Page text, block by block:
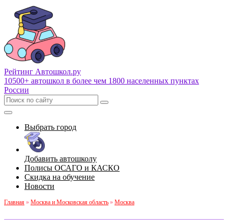
Рейтинг Автошкол.ру
10500+ автошкол в более чем 1800 населенных пунктах
России
Выбрать город
Добавить автошколу
Полисы ОСАГО и КАСКО
Скидка на обучение
Новости
Главная » Москва и Московская область » Москва